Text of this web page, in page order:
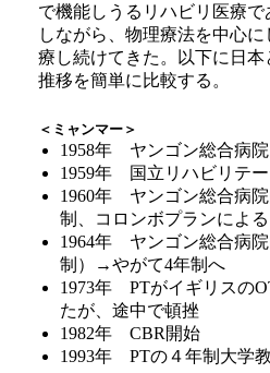
で機能しうるリハビリ医療
しながら、物理療法を中心
療し続けてきた。以下に日
推移を簡単に比較する。
＜ミャンマー＞
1958年 ヤンゴン総合病
1959年 国立リハビリテ
1960年 ヤンゴン総合病
制、コロンボプランによる
1964年 ヤンゴン総合病
制）→やがて4年制へ
1973年 PTがイギリスの
たが、途中で頓挫
1982年 CBR開始
1993年 PTの４年制大学